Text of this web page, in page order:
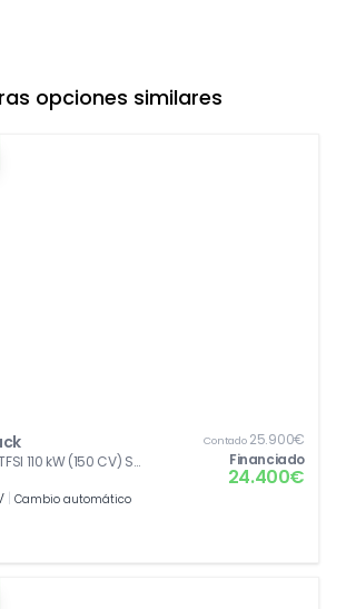
de limitación de velocidad
electrónico
opciones similares
110 kW (150 CV) S
Contado25.900€
Financiado
24.400€
Cambio automático